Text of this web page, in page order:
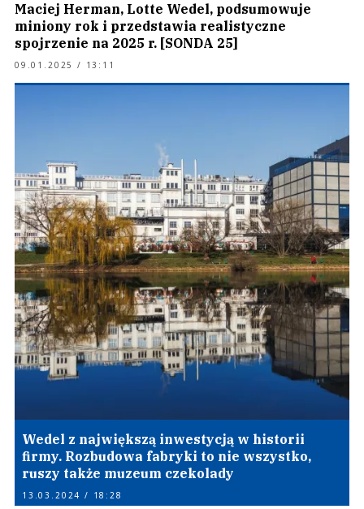
Maciej Herman, Lotte Wedel, podsumowuje
miniony rok i przedstawia realistyczne
spojrzenie na 2025 r. [SONDA 25]
09.01.2025 / 13:11
Wedel z największą inwestycją w historii
firmy. Rozbudowa fabryki to nie wszystko,
ruszy także muzeum czekolady
13.03.2024 / 18:28